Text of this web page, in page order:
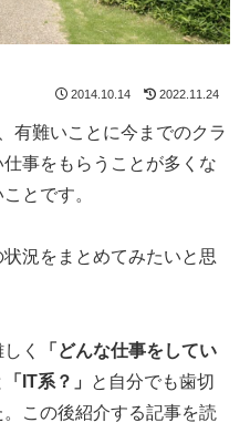
2014.10.14 2022.11.24
有難いことに今までのクラ
事をもらうことが多くな
とです。
況をまとめてみたいと思
く
「どんな仕事をしてい
「IT系？」
と自分でも歯切
この後紹介する記事を読